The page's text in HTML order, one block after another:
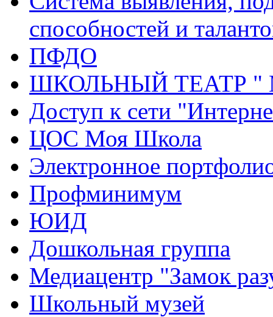
способностей и
ПФДО
ШКОЛЬНЫЙ ТЕАТР
Доступ к сети
ЦОС Моя Школа
Электронное
Профминимум
ЮИД
Дошкольная группа
Медиацентр "Замок
Школьный музей